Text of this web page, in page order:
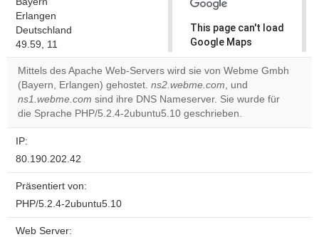
Erlangen
Deutschland
49.59, 11
This page can't load
Google Maps
correctly.
Do you
own this
website?
OK
Mittels des Apache Web-Servers wird sie von Webme Gmbh
(Bayern, Erlangen) gehostet. ns2.webme.com, und
ns1.webme.com sind ihre DNS Nameserver. Sie wurde für
die Sprache PHP/5.2.4-2ubuntu5.10 geschrieben.
IP:
80.190.202.42
Präsentiert von:
PHP/5.2.4-2ubuntu5.10
Web Server: